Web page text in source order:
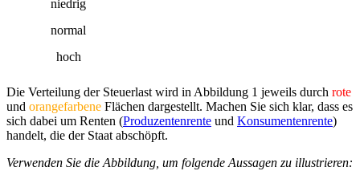
niedrig
normal
hoch
Die Verteilung der Steuerlast wird in Abbildung 1 jeweils durch rote
und orangefarbene Flächen dargestellt. Machen Sie sich klar, dass es
sich dabei um Renten (Produzentenrente und Konsumentenrente)
handelt, die der Staat abschöpft.
Verwenden Sie die Abbildung, um folgende Aussagen zu illustrieren: